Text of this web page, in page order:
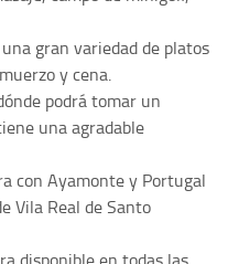
gran variedad de platos
y cena.
podrá tomar un
una agradable
con Ayamonte y Portugal
Vila Real de Santo